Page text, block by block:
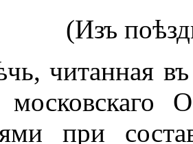
(Изъ
читанная въ
при